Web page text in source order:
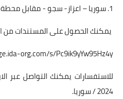
1. سوريا – اعزاز- سجو - مقابل محطة المدينة.
يمكنك الحصول على المستندات من
org.com/s/Pc9ik9yYw95Hz4y
2024 / سوريا.